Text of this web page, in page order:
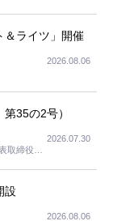
ライツ」開催
2026.08.06
35の2号）
取締役社
2026.07.30
設
2026.08.06